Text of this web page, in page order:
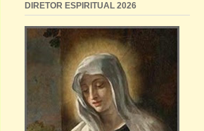
DIRETOR ESPIRITUAL 2026